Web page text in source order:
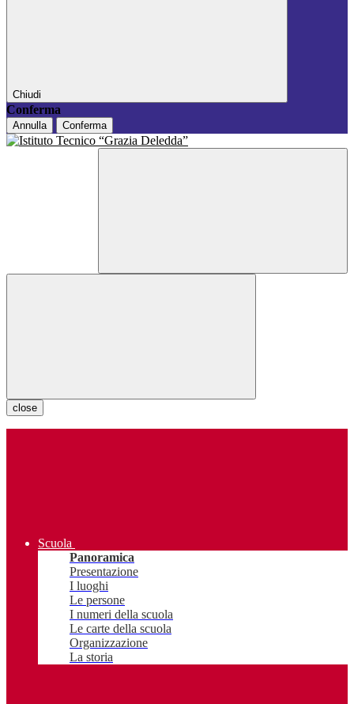
Chiudi
Conferma
Annulla Conferma
close
Scuola
Panoramica
Presentazione
I luoghi
Le persone
I numeri della scuola
Le carte della scuola
Organizzazione
La storia